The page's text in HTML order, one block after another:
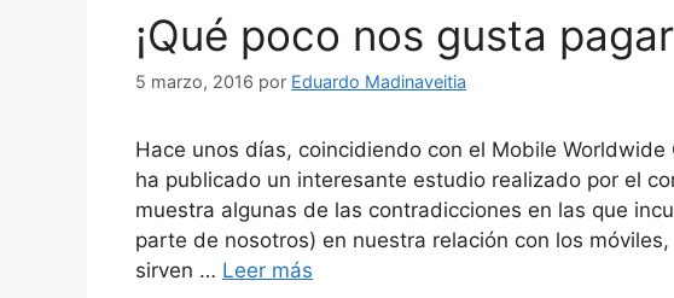
¡Qué poco nos gusta
5 marzo, 2016 por Eduardo Madinaveitia
Hace unos días, coincidiendo con el Mobile
ha publicado un interesante estudio realizado por el
muestra algunas de las contradicciones en las que
parte de nosotros) en nuestra relación con los
sirven … Leer más